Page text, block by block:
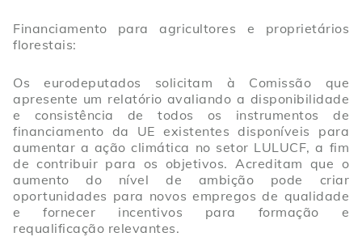
Financiamento para agricultores e proprietários
florestais:
Os eurodeputados solicitam à Comissão que
apresente um relatório avaliando a disponibilidade
e consistência de todos os instrumentos de
financiamento da UE existentes disponíveis para
aumentar a ação climática no setor LULUCF, a fim
de contribuir para os objetivos. Acreditam que o
aumento do nível de ambição pode criar
oportunidades para novos empregos de qualidade
e fornecer incentivos para formação e
requalificação relevantes.